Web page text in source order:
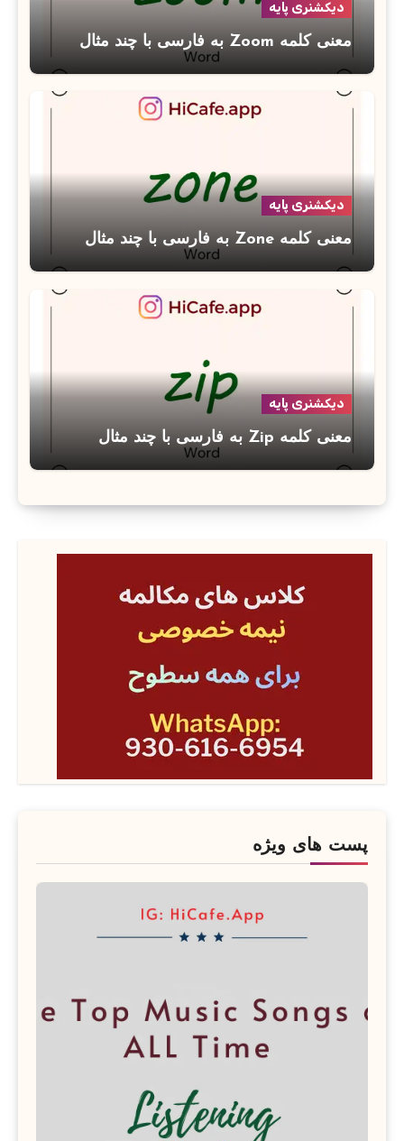
دیکشنری پایه
معنی کلمه Zoom به فارسی با چند مثال
دیکشنری پایه
معنی کلمه Zone به فارسی با چند مثال
دیکشنری پایه
معنی کلمه Zip به فارسی با چند مثال
پست های ویژه